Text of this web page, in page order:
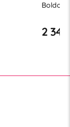
Boldog
2 347